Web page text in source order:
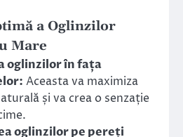
a Oglinzilor
Mare
oglinzilor în fața
Aceasta va maximiza
și va crea o senzație
oglinzilor pe pereți